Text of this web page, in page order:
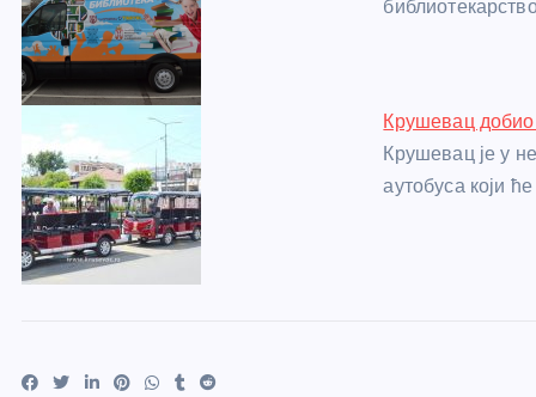
Крушевац добио
Крушевац је у
аутобуса који